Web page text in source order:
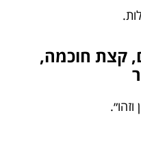
2 פתחים, קצת חוכמה,